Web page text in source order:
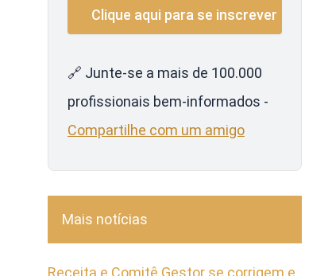
🔗 Junte-se a mais de 100.000
profissionais bem-informados -
Compartilhe com um amigo
Mais notícias
Receita e Comitê Gestor se corrigem e